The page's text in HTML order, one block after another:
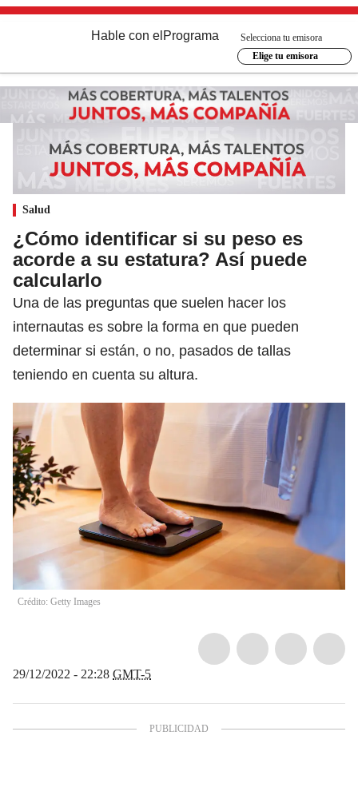
Hable con el Programa
Selecciona tu emisora
Elige tu emisora
Salud
¿Cómo identificar si su peso es
acorde a su estatura? Así puede
calcularlo
Una de las preguntas que suelen hacer los
internautas es sobre la forma en que pueden
determinar si están, o no, pasados de tallas
teniendo en cuenta su altura.
Crédito: Getty Images
29/12/2022 - 22:28 GMT-5